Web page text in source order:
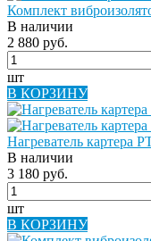
Комплект
В наличии
2 880 руб.
шт
В КОРЗИНУ
Нагреватель картера
В наличии
3 180 руб.
шт
В КОРЗИНУ